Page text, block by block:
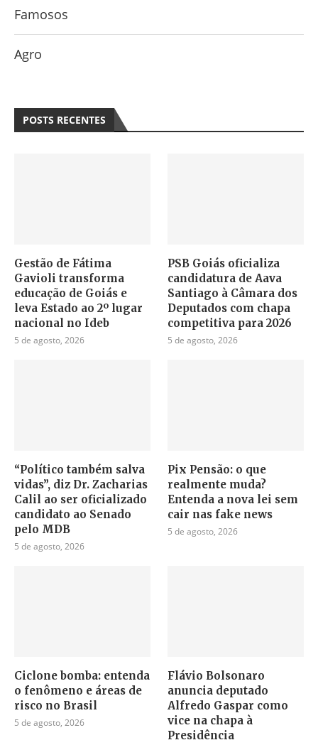
Famosos
Agro
POSTS RECENTES
Gestão de Fátima
Gavioli transforma
educação de Goiás e
leva Estado ao 2º lugar
nacional no Ideb
5 de agosto, 2026
PSB Goiás oficializa
candidatura de Aava
Santiago à Câmara dos
Deputados com chapa
competitiva para 2026
5 de agosto, 2026
“Político também salva
vidas”, diz Dr. Zacharias
Calil ao ser oficializado
candidato ao Senado
pelo MDB
5 de agosto, 2026
Pix Pensão: o que
realmente muda?
Entenda a nova lei sem
cair nas fake news
5 de agosto, 2026
Ciclone bomba: entenda
o fenômeno e áreas de
risco no Brasil
5 de agosto, 2026
Flávio Bolsonaro
anuncia deputado
Alfredo Gaspar como
vice na chapa à
Presidência